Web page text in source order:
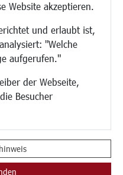
Website akzeptieren.
und erlaubt ist,
"Welche
aufgerufen."
der Webseite,
Besucher